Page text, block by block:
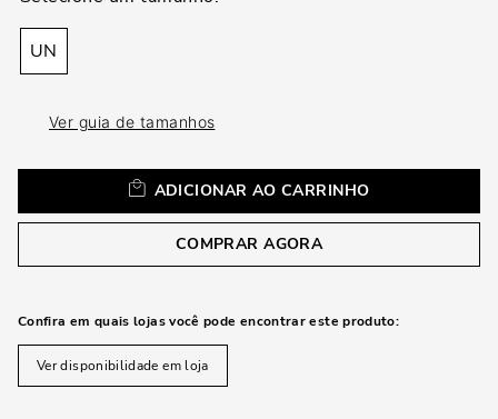
UN
Ver guia de tamanhos
ADICIONAR AO CARRINHO
COMPRAR AGORA
Confira em quais lojas você pode encontrar este produto:
Ver disponibilidade em loja